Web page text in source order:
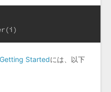
Startedには、以下